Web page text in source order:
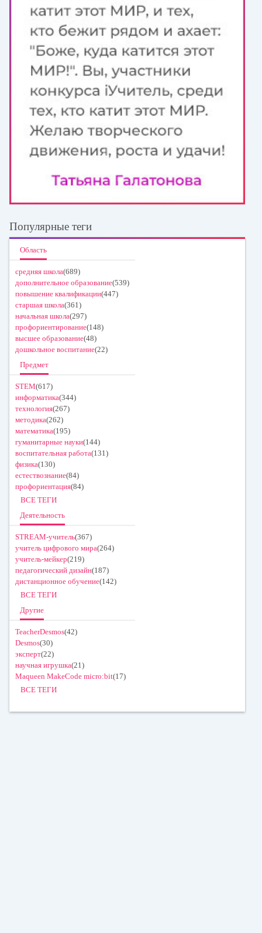
Популярные теги
Область
средняя школа(689)
дополнительное образование(539)
повышение квалификации(447)
старшая школа(361)
начальная школа(297)
профориентирование(148)
высшее образование(48)
дошкольное воспитание(22)
Предмет
STEM(617)
информатика(344)
технология(267)
методика(262)
математика(195)
гуманитарные науки(144)
воспитательная работа(131)
физика(130)
естествознание(84)
профориентация(84)
ВСЕ ТЕГИ
Деятельность
STREAM-учитель(367)
учитель цифрового мира(264)
учитель-мейкер(219)
педагогический дизайн(187)
дистанционное обучение(142)
ВСЕ ТЕГИ
Другие
TeacherDesmos(42)
Desmos(30)
эксперт(22)
научная игрушка(21)
Maqueen MakeCode micro:bit(17)
ВСЕ ТЕГИ